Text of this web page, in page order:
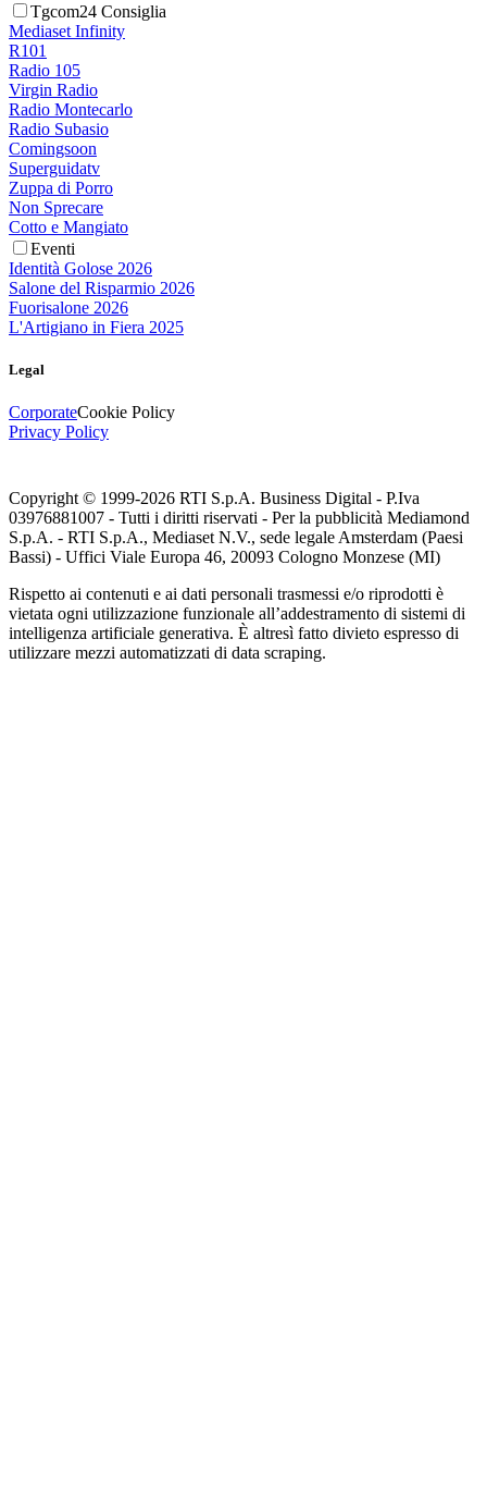
Tgcom24 Consiglia
Mediaset Infinity
R101
Radio 105
Virgin Radio
Radio Montecarlo
Radio Subasio
Comingsoon
Superguidatv
Zuppa di Porro
Non Sprecare
Cotto e Mangiato
Eventi
Identità Golose 2026
Salone del Risparmio 2026
Fuorisalone 2026
L'Artigiano in Fiera 2025
Legal
CorporateCookie Policy
Privacy Policy
Copyright © 1999-2026 RTI S.p.A. Business Digital - P.Iva
03976881007 - Tutti i diritti riservati - Per la pubblicità Mediamond
S.p.A. - RTI S.p.A., Mediaset N.V., sede legale Amsterdam (Paesi
Bassi) - Uffici Viale Europa 46, 20093 Cologno Monzese (MI)
Rispetto ai contenuti e ai dati personali trasmessi e/o riprodotti è
vietata ogni utilizzazione funzionale all’addestramento di sistemi di
intelligenza artificiale generativa. È altresì fatto divieto espresso di
utilizzare mezzi automatizzati di data scraping.